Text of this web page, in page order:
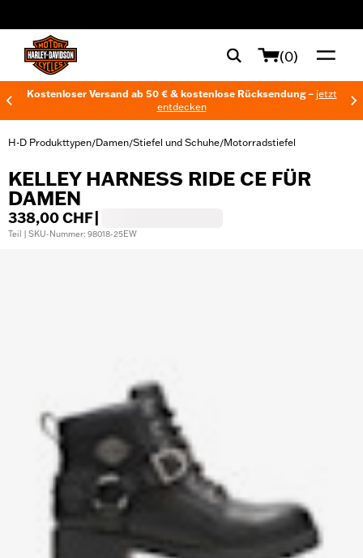
(0)
Kostenloser Versand ab 50 € & kostenlose Rücksendung – jetzt
entdecken
H-D Produkttypen/Damen/Stiefel und Schuhe/Motorradstiefel
KELLEY HARNESS RIDE CE FÜR
DAMEN
338,00 CHF
Teil | SKU-Nummer: 98018-25EW